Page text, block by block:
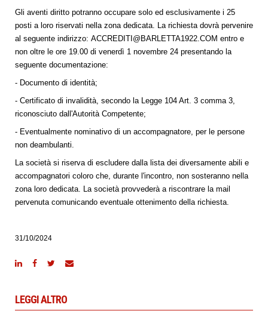
Gli aventi diritto potranno occupare solo ed esclusivamente i 25
posti a loro riservati nella zona dedicata. La richiesta dovrà pervenire
al seguente indirizzo: ACCREDITI@BARLETTA1922.COM entro e
non oltre le ore 19.00 di venerdì 1 novembre 24 presentando la
seguente documentazione:
- Documento di identità;
- Certificato di invalidità, secondo la Legge 104 Art. 3 comma 3,
riconosciuto dall'Autorità Competente;
- Eventualmente nominativo di un accompagnatore, per le persone
non deambulanti.
La società si riserva di escludere dalla lista dei diversamente abili e
accompagnatori coloro che, durante l'incontro, non sosteranno nella
zona loro dedicata. La società provvederà a riscontrare la mail
pervenuta comunicando eventuale ottenimento della richiesta.
31/10/2024
LEGGI ALTRO